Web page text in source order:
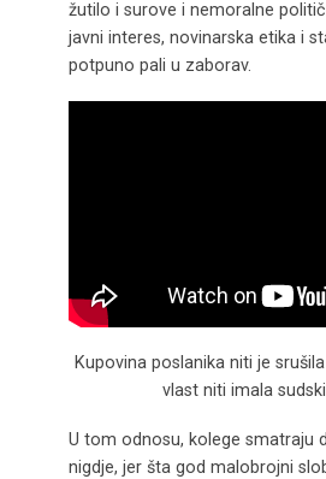
žutilo i surove i nemoralne
javni interes, novinarska etika i
potpuno pali u zaborav.
Kupovina poslanika niti je
vlast niti imala
U tom odnosu, kolege smatraju
nigdje, jer šta god malobrojni